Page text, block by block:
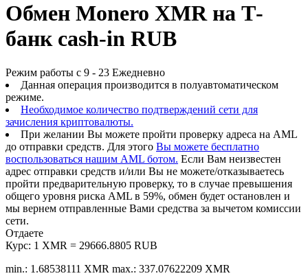
Обмен Monero XMR на Т-
банк cash-in RUB
Режим работы с 9 - 23 Ежедневно
Данная операция производится в полуавтоматическом
режиме.
Необходимое количество подтверждений сети для
зачисления криптовалюты.
При желании Вы можете пройти проверку адреса на AML
до отправки средств. Для этого Вы можете бесплатно
воспользоваться нашим AML ботом. Если Вам неизвестен
адрес отправки средств и/или Вы не можете/отказываетесь
пройти предварительную проверку, то в случае превышения
общего уровня риска AML в 59%, обмен будет остановлен и
мы вернем отправленные Вами средства за вычетом комиссии
сети.
Отдаете
Курс: 1 XMR = 29666.8805 RUB
min.: 1.68538111 XMR max.: 337.07622209 XMR